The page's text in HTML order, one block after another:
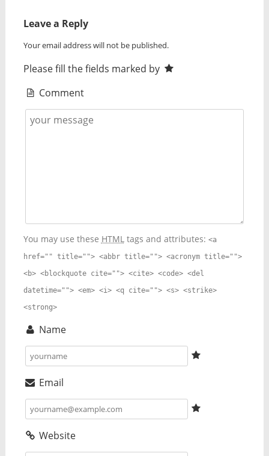
Leave a Reply
Your email address will not be published.
Please fill the fields marked by
Comment
You may use these HTMLtags and attributes: <a
href="" title=""> <abbr title=""> <acronym title="">
<b> <blockquote cite=""> <cite> <code> <del
datetime=""> <em> <i> <q cite=""> <s> <strike>
<strong>
Name
Email
Website